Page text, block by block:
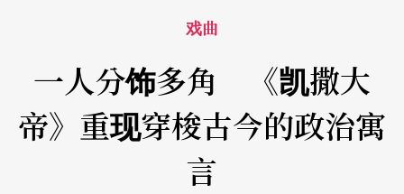
戏曲
一人分饰多角 《凯撒大
帝》重现穿梭古今的政治寓
言